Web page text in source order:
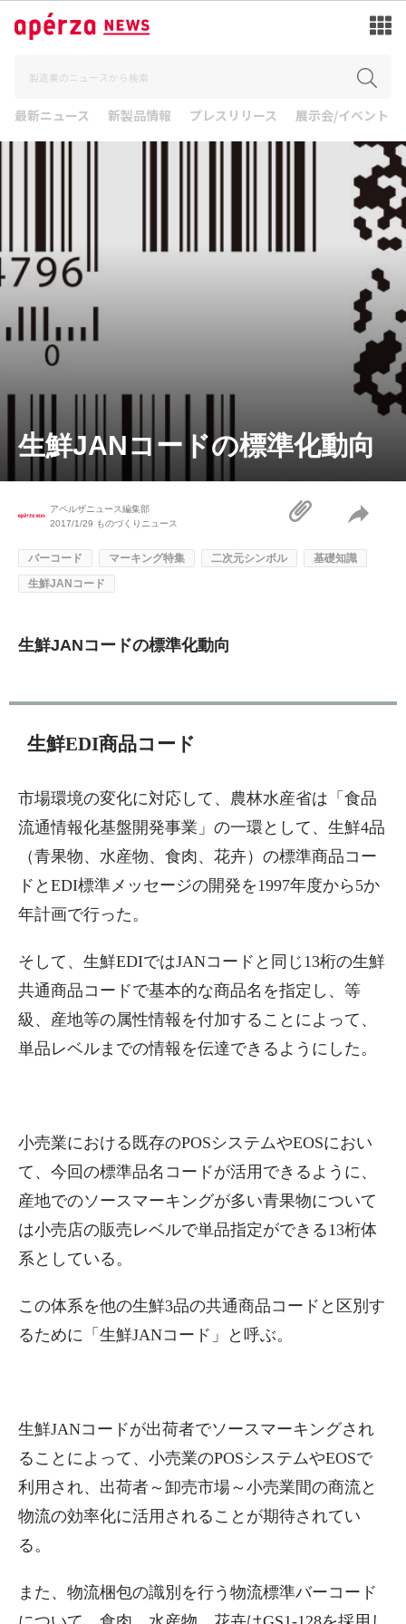
最新ニュース 新製品情報 プレスリリース 展示会/イベント
生鮮JANコードの標準化動向
アペルザニュース編集部
2017/1/29 ものづくりニュース
バーコード マーキング特集 二次元シンボル
基礎知識
生鮮JANコード
生鮮JANコードの標準化動向
生鮮EDI商品コード
市場環境の変化に対応して、農林水産省は「食品
流通情報化基盤開発事業」の一環として、生鮮4品
（青果物、水産物、食肉、花卉）の標準商品コー
ドとEDI標準メッセージの開発を1997年度から5か
年計画で行った。
そして、生鮮EDIではJANコードと同じ13桁の生鮮
共通商品コードで基本的な商品名を指定し、等
級、産地等の属性情報を付加することによって、
単品レベルまでの情報を伝達できるようにした。
小売業における既存のPOSシステムやEOSにおい
て、今回の標準品名コードが活用できるように、
産地でのソースマーキングが多い青果物について
は小売店の販売レベルで単品指定ができる13桁体
系としている。
この体系を他の生鮮3品の共通商品コードと区別す
るために「生鮮JANコード」と呼ぶ。
生鮮JANコードが出荷者でソースマーキングされ
ることによって、小売業のPOSシステムやEOSで
利用され、出荷者～卸売市場～小売業間の商流と
物流の効率化に活用されることが期待されてい
る。
また、物流梱包の識別を行う物流標準バーコード